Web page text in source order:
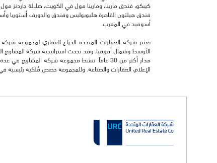
فندق هيلتون القاهرة هليوبوليس وفندق والدورف أستوريا
أسوفيد في المغرب.
تعتبر شركة العقارات المتحدة الذراع العقاري لمجموعة
الأوسط وشمال أفريقيا. وقد نجحت استراتيجية شركة
مدار أكثر من 30 عاماً. تنشط مجموعة شركة
الإعلام، العقارات والصناعة. وللمجموعة حصص مُلكية رئيسية